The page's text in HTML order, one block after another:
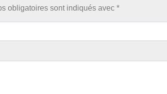
obligatoires sont indiqués avec *